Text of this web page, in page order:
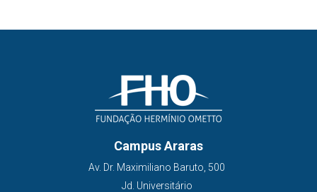
Campus Araras
Av. Dr. Maximiliano Baruto, 500
Jd. Universitário